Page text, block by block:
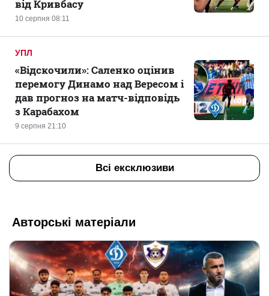
10 серпня 08:11
від Кривбасу
УПЛ
9 серпня 21:10
«Відскочили»: Саленко оцінив
перемогу Динамо над Вересом і
дав прогноз на матч-відповідь
з Карабахом
Всі ексклюзиви
Авторські матеріали